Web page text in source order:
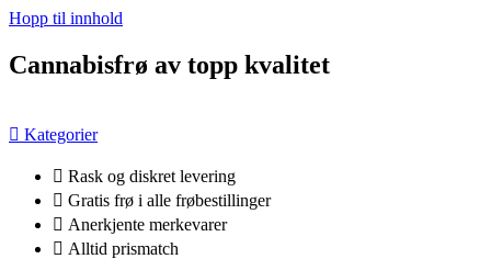
Hopp til innhold
Cannabisfrø av topp kvalitet
Kategorier
Rask og diskret levering
Gratis frø i alle frøbestillinger
Anerkjente merkevarer
Alltid prismatch